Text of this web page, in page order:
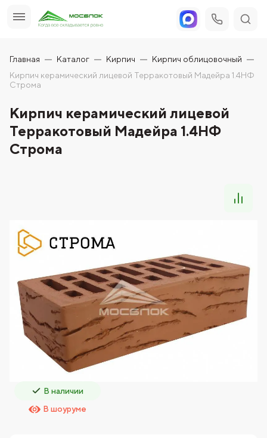
Главная Каталог Кирпич
Кирпич облицовочный
Кирпич керамический лицевой Терракотовый Мадейра 1.4НФ
Строма
Кирпич керамический лицевой
Терракотовый Мадейра 1.4НФ
Строма
В наличии
В шоуруме